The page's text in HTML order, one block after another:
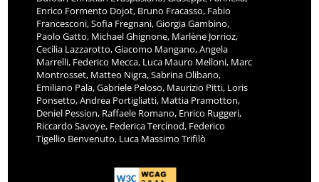
Enrico Formento Dojot, Bruno Fracasso, Fabio
Francesconi, Sofia Fregnani, Giorgia Gambino,
Paolo Gatto, Michael Ghignone, Marlène Jorrioz,
Cecilia Lazzarotto, Giacomo Mangano, Angela
Marrelli, Federico Mecca, Luca Mauro Melloni, Marc
Montrosset, Matteo Nigra, Sabrina Olibano,
Emiliano Pala, Gabriele Peloso, Maurizio Pitti, Loris
Ponsetto, Andrea Portigliatti, Mattia Pramotton,
Deniel Pession, Raffaele Romano, Enrico Ruggeri,
Riccardo Savoye, Federica Tercinod, Federico
Tigellio Benvenuto, Luca Massimo Trifilò